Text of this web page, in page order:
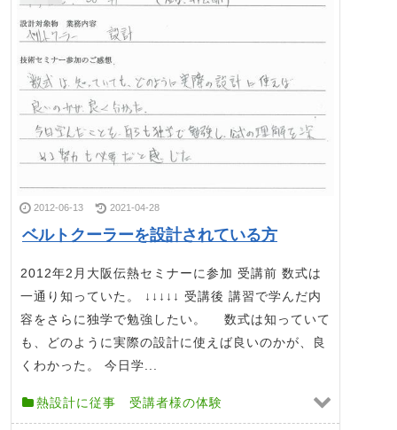
2012-06-13 2021-04-28
ベルトクーラーを設計されている方
2012年2月大阪伝熱セミナーに参加 受講前 数式は
一通り知っていた。 ↓↓↓↓↓ 受講後 講習で学んだ内
容をさらに独学で勉強したい。 数式は知っていて
も、どのように実際の設計に使えば良いのかが、良
くわかった。 今日学...
熱設計に従事 受講者様の体験